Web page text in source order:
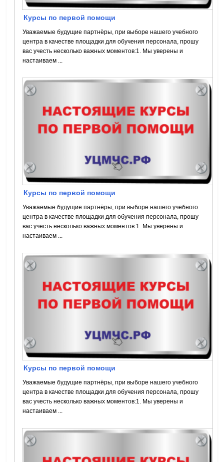
Курсы по первой помощи
Уважаемые будущие партнёры, при выборе нашего учебного
центра в качестве площадки для обучения персонала, прошу
вас учесть несколько важных моментов:1. Мы уверены и
настаиваем ...
Курсы по первой помощи
Уважаемые будущие партнёры, при выборе нашего учебного
центра в качестве площадки для обучения персонала, прошу
вас учесть несколько важных моментов:1. Мы уверены и
настаиваем ...
Курсы по первой помощи
Уважаемые будущие партнёры, при выборе нашего учебного
центра в качестве площадки для обучения персонала, прошу
вас учесть несколько важных моментов:1. Мы уверены и
настаиваем ...